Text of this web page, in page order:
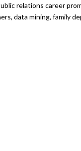
relations career
data mining, family